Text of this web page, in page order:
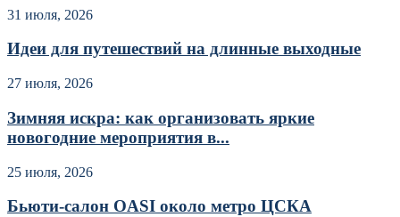
31 июля, 2026
Идеи для путешествий на длинные выходные
27 июля, 2026
Зимняя искра: как организовать яркие
новогодние мероприятия в...
25 июля, 2026
Бьюти-салон OASI около метро ЦСКА